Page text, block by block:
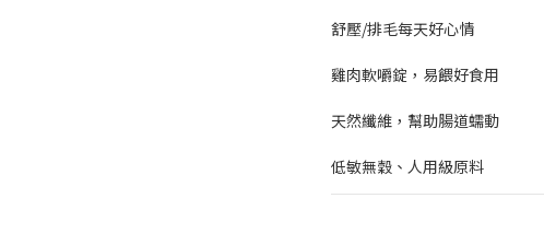
舒壓/排毛每天好心情
雞肉軟嚼錠，易餵好食用
天然纖維，幫助腸道蠕動
低敏無穀、人用級原料